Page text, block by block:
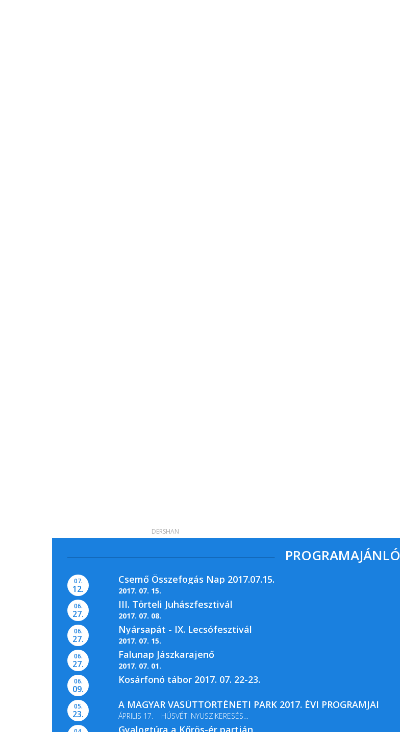
PROGRAMAJÁNLÓ
07.
12.
Csemő Összefogás Nap 2017.07.15.
2017. 07. 15.
06.
27.
III. Törteli Juhászfesztivál
2017. 07. 08.
06.
27.
Nyársapát - IX. Lecsófesztivál
2017. 07. 15.
06.
27.
Falunap Jászkarajenő
2017. 07. 01.
06.
09.
Kosárfonó tábor 2017. 07. 22-23.
05.
23.
A MAGYAR VASÚTTÖRTÉNETI PARK 2017. ÉVI PROGRAMJAI
ÁPRILIS 17. HÚSVÉTI NYUSZIKERESÉS
MÁJUS 13-14. GŐZMOZDONY...
Gyalogtúra a Kőrös-ér partján
DERSHAN